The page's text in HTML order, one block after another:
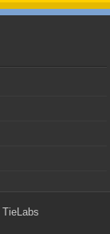
TieLabs